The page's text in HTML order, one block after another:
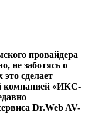
провайдера
не заботясь о
сделает
компанией «ИКС-
Dr.Web AV-